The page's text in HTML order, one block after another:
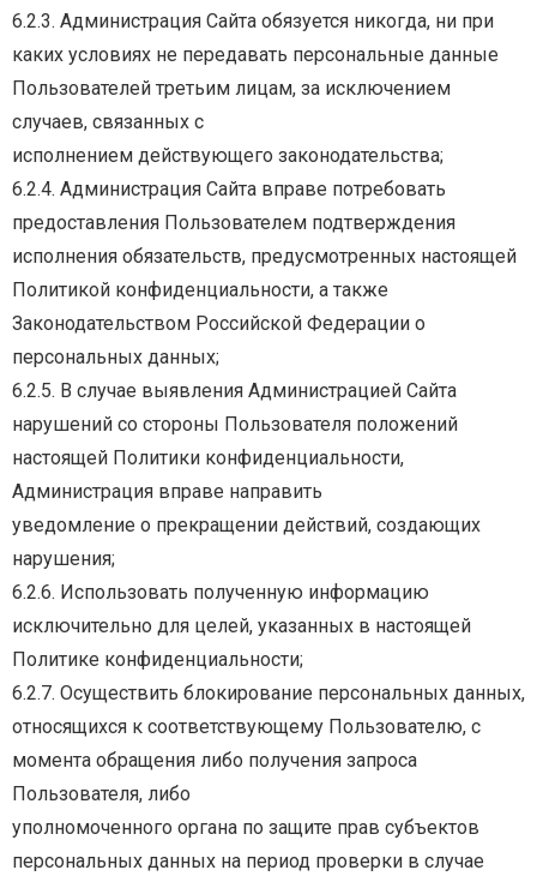
6.2.3. Администрация Сайта обязуется никогда, ни при
каких условиях не передавать персональные данные
Пользователей третьим лицам, за исключением
случаев, связанных с
исполнением действующего законодательства;
6.2.4. Администрация Сайта вправе потребовать
предоставления Пользователем подтверждения
исполнения обязательств, предусмотренных настоящей
Политикой конфиденциальности, а также
Законодательством Российской Федерации о
персональных данных;
6.2.5. В случае выявления Администрацией Сайта
нарушений со стороны Пользователя положений
настоящей Политики конфиденциальности,
Администрация вправе направить
уведомление о прекращении действий, создающих
нарушения;
6.2.6. Использовать полученную информацию
исключительно для целей, указанных в настоящей
Политике конфиденциальности;
6.2.7. Осуществить блокирование персональных данных,
относящихся к соответствующему Пользователю, с
момента обращения либо получения запроса
Пользователя, либо
уполномоченного органа по защите прав субъектов
персональных данных на период проверки в случае